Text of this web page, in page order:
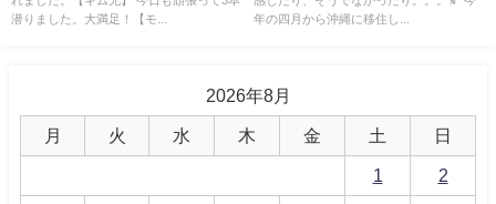
潜りました。大満足！【モ...
年の四月から沖縄に移住し...
2026年8月
月 火 水 木 金 土 日
1 2